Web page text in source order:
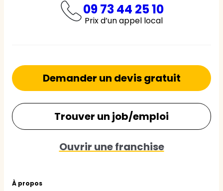
09 73 44 25 10
Prix d’un appel local
À propos
Demander un devis gratuit
Trouver un job/emploi
Ouvrir une franchise